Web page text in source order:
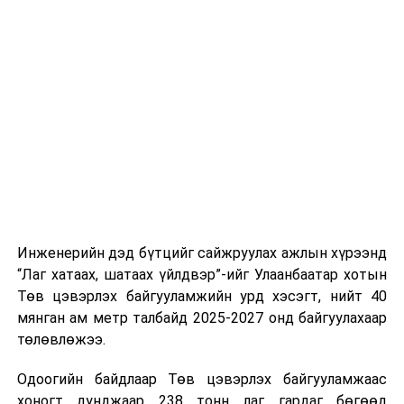
Инженерийн дэд бүтцийг сайжруулах ажлын хүрээнд
“Лаг хатаах, шатаах үйлдвэр”-ийг Улаанбаатар хотын
Төв цэвэрлэх байгууламжийн урд хэсэгт, нийт 40
мянган ам метр талбайд 2025-2027 онд байгуулахаар
төлөвлөжээ.
Одоогийн байдлаар Төв цэвэрлэх байгууламжаас